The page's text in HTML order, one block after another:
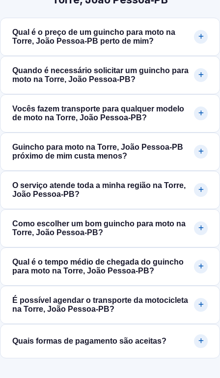
Qual é o preço de um guincho para moto na
Torre, João Pessoa‑PB perto de mim?
Quando é necessário solicitar um guincho para
moto na Torre, João Pessoa‑PB?
Vocês fazem transporte para qualquer modelo
de moto na Torre, João Pessoa‑PB?
Guincho para moto na Torre, João Pessoa‑PB
próximo de mim custa menos?
O serviço atende toda a minha região na Torre,
João Pessoa‑PB?
Como escolher um bom guincho para moto na
Torre, João Pessoa‑PB?
Qual é o tempo médio de chegada do guincho
para moto na Torre, João Pessoa‑PB?
É possível agendar o transporte da motocicleta
na Torre, João Pessoa‑PB?
Quais formas de pagamento são aceitas?